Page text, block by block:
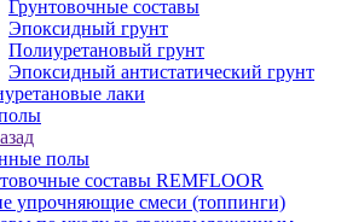
Грунтовочные составы
Эпоксидный грунт
Полиуретановый грунт
Эпоксидный антистатический грунт
лаки
полы
составы REMFLOOR
упрочняющие смеси (топпинги)